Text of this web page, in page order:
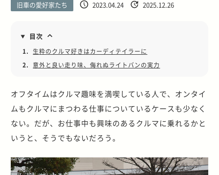
旧車の愛好家たち 2023.04.24 2025.12.26
目次
1.
生粋のクルマ好きはカーディテイラーに
2.
意外と良い走り味、侮れぬライトバンの実力
オフタイムはクルマ趣味を満喫している人で、オンタイ
ムもクルマにまつわる仕事についているケースも少なく
ない。だが、お仕事中も興味のあるクルマに乗れるかと
いうと、そうでもないだろう。